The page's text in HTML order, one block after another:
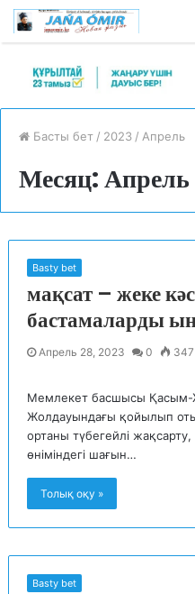
Басты бет / 2023 / Апрель
Месяц:
Basty bet
мақсат – жеке
бастамаларды
Апрель 28, 2023 0 347
Мемлекет басшысы Қасым-
Жолдауындағы қойылып
ортаны түбегейлі
өніміндегі шағын…
Толық оқу »
Basty bet